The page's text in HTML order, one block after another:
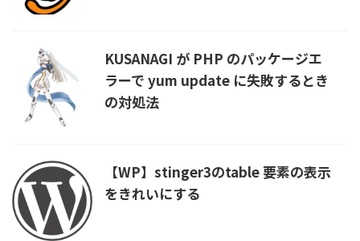
KUSANAGI が PHP のパッケージエ
ラーで yum update に失敗するとき
の対処法
【WP】stinger3のtable 要素の表示
をきれいにする